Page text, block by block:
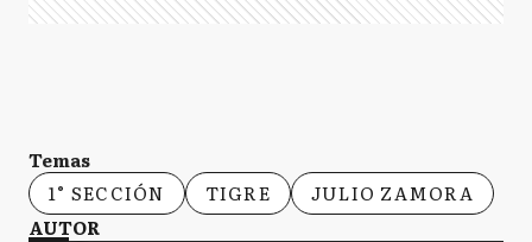
Temas
1° SECCIÓN
TIGRE
JULIO ZAMORA
AUTOR